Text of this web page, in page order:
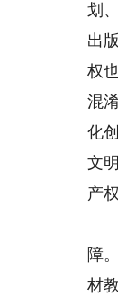
划
出
权
混
化
文
产
对
障
材